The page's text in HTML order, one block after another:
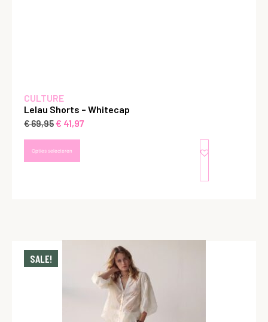
CULTURE
Lelau Shorts – Whitecap
€69,95€ 41,97
Opties selecteren
SALE!